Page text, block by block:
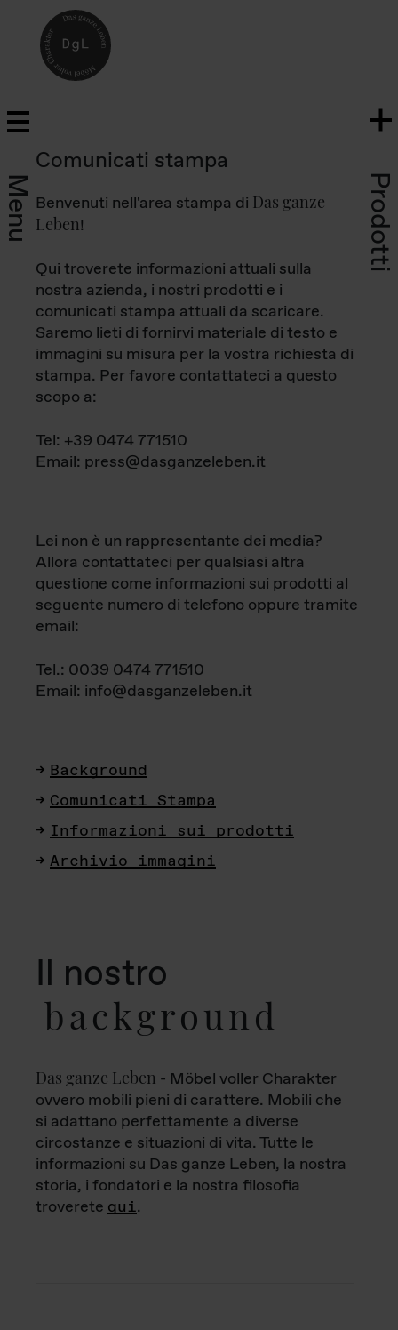
Menu Prodotti
Comunicati stampa
Benvenuti nell'area stampa di Das ganze
Leben!
Qui troverete informazioni attuali sulla
nostra azienda, i nostri prodotti e i
comunicati stampa attuali da scaricare.
Saremo lieti di fornirvi materiale di testo e
immagini su misura per la vostra richiesta di
stampa. Per favore contattateci a questo
scopo a:
Tel: +39 0474 771510
Email: press@dasganzeleben.it
Lei non è un rappresentante dei media?
Allora contattateci per qualsiasi altra
questione come informazioni sui prodotti al
seguente numero di telefono oppure tramite
email:
Tel.: 0039 0474 771510
Email: info@dasganzeleben.it
Background
Comunicati Stampa
Informazioni sui prodotti
Archivio immagini
Il nostro
background
Das ganze Leben - Möbel voller Charakter
ovvero mobili pieni di carattere. Mobili che
si adattano perfettamente a diverse
circostanze e situazioni di vita. Tutte le
informazioni su Das ganze Leben, la nostra
storia, i fondatori e la nostra filosofia
troverete qui.